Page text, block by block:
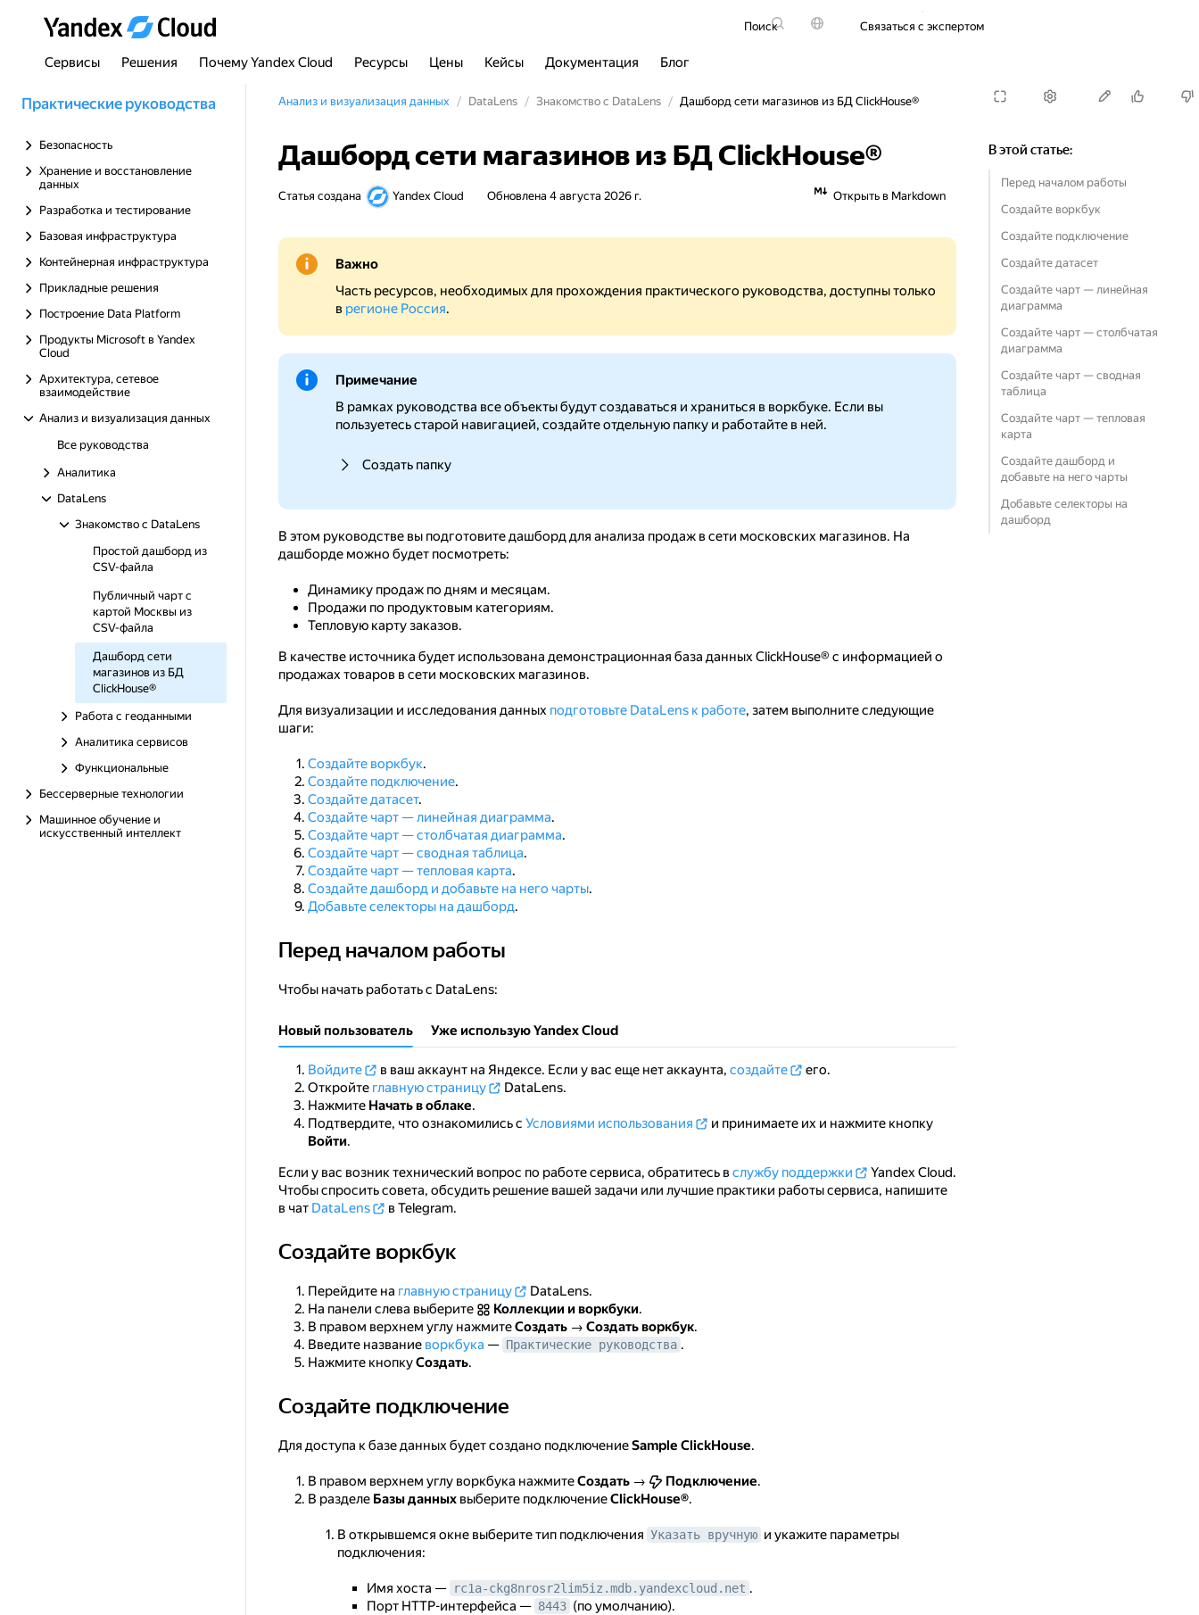
Поиск Связаться с экспертом
Сервисы Решения Почему Yandex Cloud Ресурсы Цены Кейсы Документация Блог
Практические руководства
Безопасность
Хранение и восстановление
данных
Разработка и тестирование
Базовая инфраструктура
Контейнерная инфраструктура
Прикладные решения
Построение Data Platform
Продукты Microsoft в Yandex
Cloud
Архитектура, сетевое
взаимодействие
Анализ и визуализация данных
Все руководства
Аналитика
DataLens
Знакомство с DataLens
Простой дашборд из
CSV-файла
Публичный чарт с
картой Москвы из
CSV-файла
Дашборд сети
магазинов из БД
ClickHouse®
Работа с геоданными
Аналитика сервисов
Функциональные
Бессерверные технологии
Машинное обучение и
искусственный интеллект
В этой статье:
Перед началом работы
Создайте воркбук
Создайте подключение
Создайте датасет
Создайте чарт — линейная
диаграмма
Создайте чарт — столбчатая
диаграмма
Создайте чарт — сводная
таблица
Создайте чарт — тепловая
карта
Создайте дашборд и
добавьте на него чарты
Добавьте селекторы на
дашборд
Анализ и визуализация данных DataLens Знакомство с DataLens Дашборд сети магазинов из БД ClickHouse®
Дашборд сети магазинов из БД ClickHouse®
Статья создана Yandex Cloud Обновлена 4 августа 2026 г. Открыть в Markdown
Важно
Часть ресурсов, необходимых для прохождения практического руководства, доступны только
в регионе Россия.
Примечание
В рамках руководства все объекты будут создаваться и храниться в воркбуке. Если вы
пользуетесь старой навигацией, создайте отдельную папку и работайте в ней.
Создать папку
В этом руководстве вы подготовите дашборд для анализа продаж в сети московских магазинов. На
дашборде можно будет посмотреть:
Динамику продаж по дням и месяцам.
Продажи по продуктовым категориям.
Тепловую карту заказов.
В качестве источника будет использована демонстрационная база данных ClickHouse® с информацией о
продажах товаров в сети московских магазинов.
Для визуализации и исследования данных подготовьте DataLens к работе, затем выполните следующие
шаги:
Создайте воркбук.
Создайте подключение.
Создайте датасет.
Создайте чарт — линейная диаграмма.
Создайте чарт — столбчатая диаграмма.
Создайте чарт — сводная таблица.
Создайте чарт — тепловая карта.
Создайте дашборд и добавьте на него чарты.
Добавьте селекторы на дашборд.
Перед началом работы
Перед началом работы
Чтобы начать работать с DataLens:
Новый пользователь Уже использую Yandex Cloud
Войдите в ваш аккаунт на Яндексе. Если у вас еще нет аккаунта, создайте
его.
Откройте главную страницу
DataLens.
Нажмите Начать в облаке.
Подтвердите, что ознакомились с Условиями использования
и принимаете их и нажмите кнопку
Войти.
Если у вас возник технический вопрос по работе сервиса, обратитесь вслужбу поддержки
Yandex Cloud.
Чтобы спросить совета, обсудить решение вашей задачи или лучшие практики работы сервиса, напишите
в чат DataLens в Telegram.
Создайте воркбук
Создайте воркбук
Перейдите на главную страницу
DataLens.
На панели слева выберите
Коллекции и воркбуки.
В правом верхнем углу нажмитеСоздать → Создать воркбук.
Введите название воркбука — Практические руководства .
Нажмите кнопкуСоздать.
Создайте подключение
Создайте подключение
Для доступа к базе данных будет создано подключениеSample ClickHouse.
В правом верхнем углу воркбука нажмитеСоздать → Подключение.
В разделе Базы данных выберите подключениеClickHouse®.
В открывшемся окне выберите тип подключения Указать вручную и укажите параметры
подключения:
Имя хоста — rc1a-ckg8nrosr2lim5iz.mdb.yandexcloud.net .
Порт HTTP-интерфейса — 8443 (по умолчанию).